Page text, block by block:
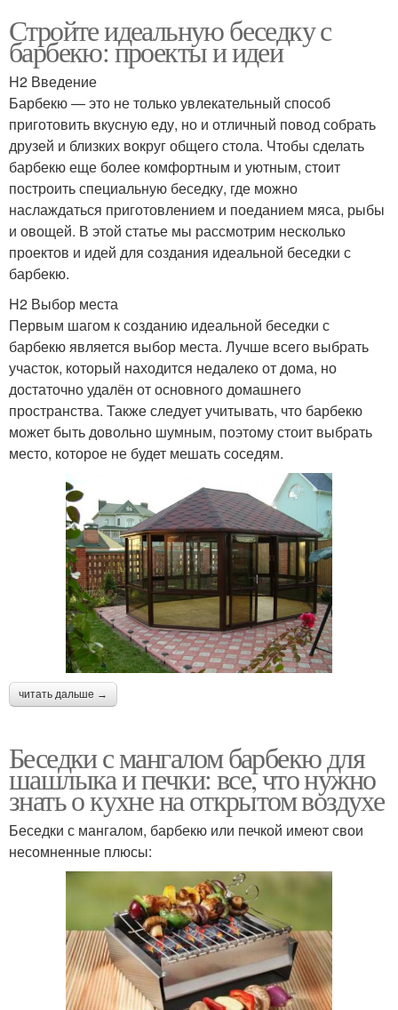
Стройте идеальную беседку с
барбекю: проекты и идеи
H2 Введение
Барбекю — это не только увлекательный способ
приготовить вкусную еду, но и отличный повод собрать
друзей и близких вокруг общего стола. Чтобы сделать
барбекю еще более комфортным и уютным, стоит
построить специальную беседку, где можно
наслаждаться приготовлением и поеданием мяса, рыбы
и овощей. В этой статье мы рассмотрим несколько
проектов и идей для создания идеальной беседки с
барбекю.
H2 Выбор места
Первым шагом к созданию идеальной беседки с
барбекю является выбор места. Лучше всего выбрать
участок, который находится недалеко от дома, но
достаточно удалён от основного домашнего
пространства. Также следует учитывать, что барбекю
может быть довольно шумным, поэтому стоит выбрать
место, которое не будет мешать соседям.
читать дальше →
Беседки с мангалом барбекю для
шашлыка и печки: все, что нужно
знать о кухне на открытом воздухе
Беседки с мангалом, барбекю или печкой имеют свои
несомненные плюсы: